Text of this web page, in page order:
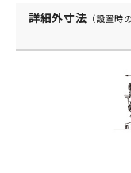
詳細外寸法 （設置